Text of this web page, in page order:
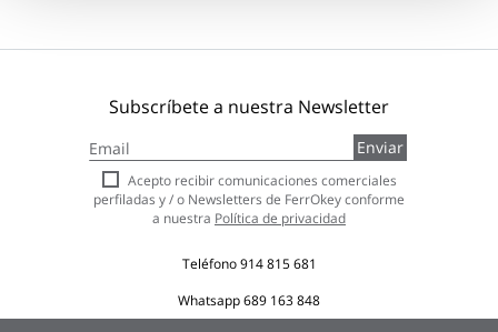
Subscríbete a nuestra Newsletter
a
nuestro
boletín
de
Enviar
Acepto recibir comunicaciones comerciales
perfiladas y / o Newsletters de FerrOkey conforme
a nuestra Política de privacidad
Teléfono914 815 681
Whatsapp689 163 848